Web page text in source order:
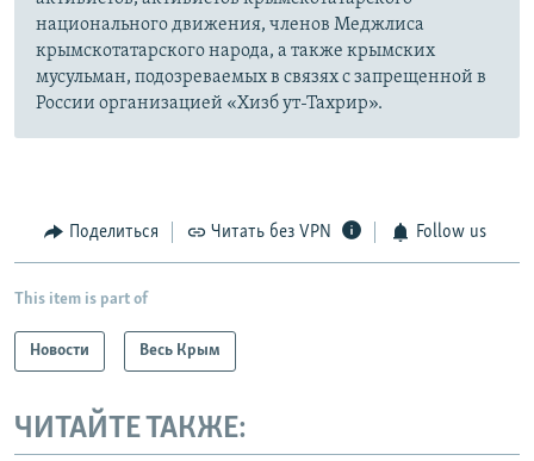
национального движения, членов Меджлиса
крымскотатарского народа, а также крымских
мусульман, подозреваемых в связях с запрещенной в
России организацией «Хизб ут-Тахрир».
Поделиться Читать без VPN Follow us
This item is part of
Новости Весь Крым
ЧИТАЙТЕ ТАКЖЕ: